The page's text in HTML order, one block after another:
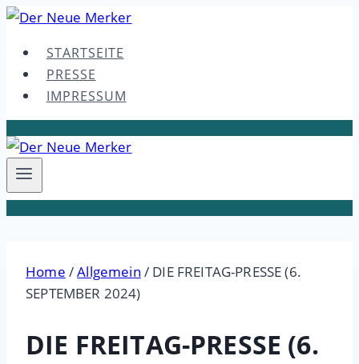
Skip
contentSTARTSEITE
PRESSE
IMPRESSUM
Home /Allgemein / DIE FREITAG-PRESSE (6.
SEPTEMBER 2024)
DIE FREITAG-PRESSE (6.